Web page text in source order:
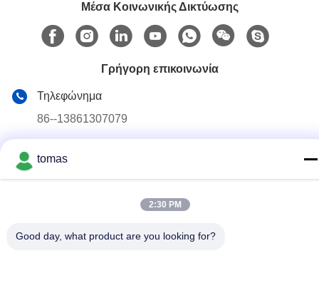
Μέσα Κοινωνικής Δικτύωσης
Γρήγορη επικοινωνία
Τηλεφώνημα
86--13861307079
D-526, Haye Science Park, 93# Weihe Road, Suzhou
tomas
2:30 PM
Good day, what product are you looking for?